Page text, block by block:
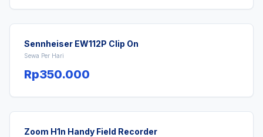
Sennheiser EW112P Clip On
Sewa Per Hari
Rp350.000
Zoom H1n Handy Field Recorder